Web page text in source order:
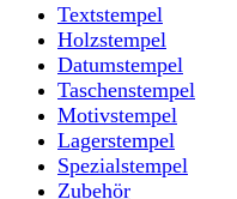
Textstempel
Holzstempel
Datumstempel
Taschenstempel
Motivstempel
Lagerstempel
Spezialstempel
Zubehör